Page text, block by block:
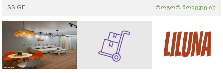
SS.GE როგორ მოხვდე აქ